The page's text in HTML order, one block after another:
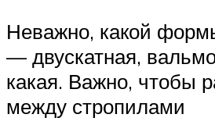
Неважно, какой
— двускатная,
какая. Важно, чтобы
между стропилами